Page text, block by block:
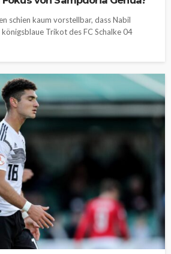
schien kaum vorstellbar, dass Nabil
Trikot des FC Schalke 04